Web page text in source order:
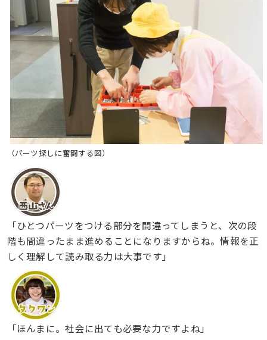
（パーツ探しに奮闘する図）
「ひとつパーツをつける部分を間違ってしまうと、次の段
階も間違ったまま進めることになりますからね。情報を正
しく理解して読み取る力は大事です」
「ほんまに。社会に出ても必要な力ですよね」